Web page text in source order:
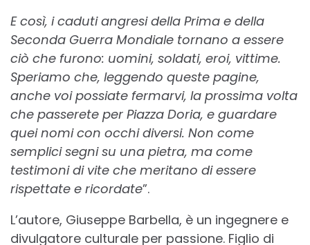
E così, i caduti angresi della Prima e della
Seconda Guerra Mondiale tornano a essere
ciò che furono: uomini, soldati, eroi, vittime.
Speriamo che, leggendo queste pagine,
anche voi possiate fermarvi, la prossima volta
che passerete per Piazza Doria, e guardare
quei nomi con occhi diversi. Non come
semplici segni su una pietra, ma come
testimoni di vite che meritano di essere
rispettate e ricordate”.
L’autore, Giuseppe Barbella, è un ingegnere e
divulgatore culturale per passione. Figlio di